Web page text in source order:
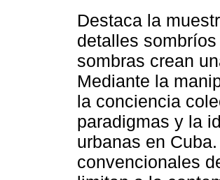
Destaca la
detalles
sombras crean
Mediante la
la conciencia
paradigmas y la
urbanas en
convencionales